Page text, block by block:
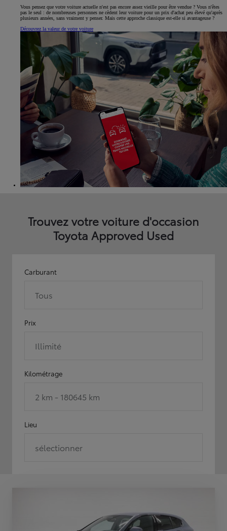
Vous pensez que votre voiture actuelle n'est pas encore assez vieille pour être vendue ? Vous n'êtes
pas le seul : de nombreuses personnes ne cèdent leur voiture pour un prix d'achat peu élevé qu'après
plusieurs années, sans vraiment y penser. Mais cette approche classique est-elle si avantageuse ?
Découvrez la valeur de votre voiture
Trouvez votre voiture d'occasion
Toyota Approved Used
Carburant
Tous
Prix
Illimité
Kilométrage
2 km - 180645 km
Lieu
sélectionner